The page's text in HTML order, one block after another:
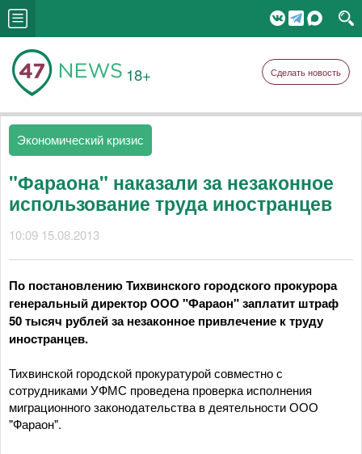
18+ Сделать новость
Экономический кризис
"Фараона" наказали за незаконное
использование труда иностранцев
10:09 15.08.2013
По постановлению Тихвинского городского прокурора
генеральный директор ООО "Фараон" заплатит штраф
50 тысяч рублей за незаконное привлечение к труду
иностранцев.
Тихвинской городской прокуратурой совместно с
сотрудниками УФМС проведена проверка исполнения
миграционного законодательства в деятельности ООО
"Фараон".